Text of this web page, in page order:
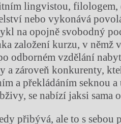
lingvistou, filologem,
nebo vykonává
na opojně svobodný
založení kurzu, v němž
odborném vzdělání
a zároveň konkurenty,
a překládáním seknou a
se nabízí jaksi sama
přibývá, ale to s sebou